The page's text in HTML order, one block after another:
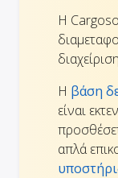
Η
Η βάση
είναι
απλά